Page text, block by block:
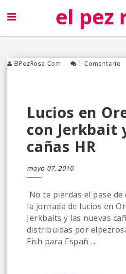
el pez
ElPezRosa.com 1 Comentario
Lucios en
con Jerkbait
cañas HR
mayo 07, 2010
No te pierdas el pase de
la jornada de lucios en
Jerkbaits y las nuevas
distribuidas por
Fish para Españ ...